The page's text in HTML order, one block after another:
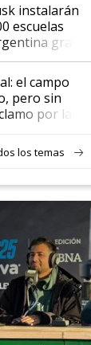
instalarán
escuelas
gracias
Starlink
el campo
pero sin
por las
los temas